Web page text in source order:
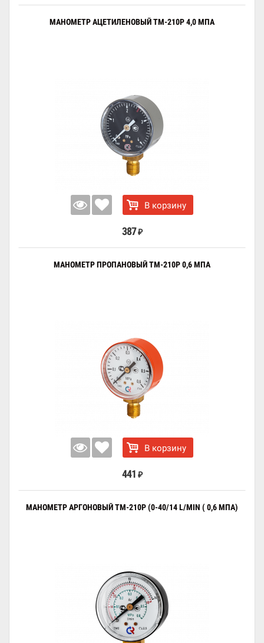
МАНОМЕТР АЦЕТИЛЕНОВЫЙ ТМ-210Р 4,0 МПА
В корзину
387 ₽
МАНОМЕТР ПРОПАНОВЫЙ ТМ-210Р 0,6 МПА
В корзину
441 ₽
МАНОМЕТР АРГОНОВЫЙ ТМ-210Р (0-40/14 L/MIN ( 0,6 МПА)